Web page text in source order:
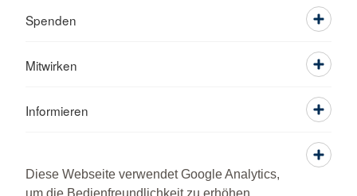
Diese Webseite verwendet Google Analytics,
Spenden
Mitwirken
Informieren